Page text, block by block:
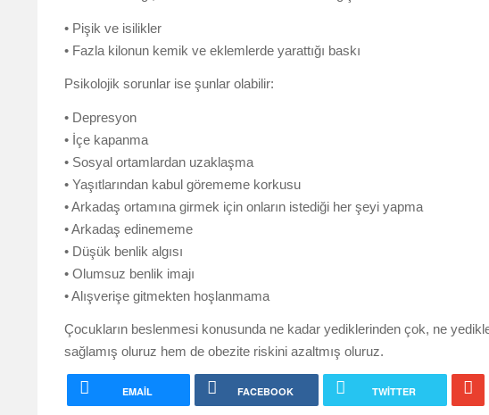
• Pişik ve isilikler
• Fazla kilonun kemik ve eklemlerde yarattığı baskı
Psikolojik sorunlar ise şunlar olabilir:
• Depresyon
• İçe kapanma
• Sosyal ortamlardan uzaklaşma
• Yaşıtlarından kabul görememe korkusu
• Arkadaş ortamına girmek için onların istediği her şeyi yapma
• Arkadaş edinememe
• Düşük benlik algısı
• Olumsuz benlik imajı
• Alışverişe gitmekten hoşlanmama
Çocukların beslenmesi konusunda ne kadar yediklerinden çok, ne
sağlamış oluruz hem de obezite riskini azaltmış oluruz.
EMAIL FACEBOOK TWITTER